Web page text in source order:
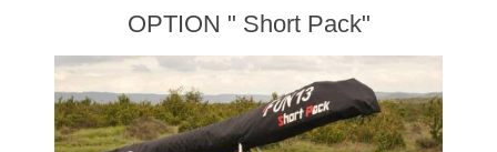
OPTION " Short Pack"